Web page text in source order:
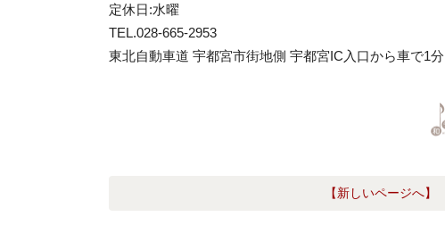
定休日:水曜
TEL.028-665-2953
東北自動車道 宇都宮市街地側 宇都宮IC入口から車で1分
【新しいページへ】